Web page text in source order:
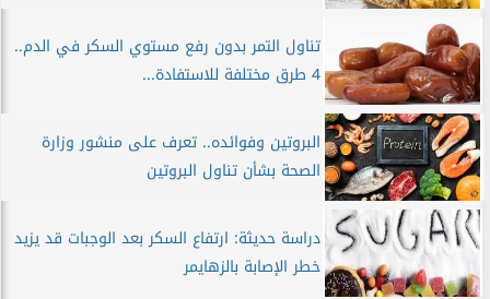
تناول التمر بدون رفع مستوي السكر في الدم..
4 طرق مختلفة للاستفادة...
البروتين وفوائده.. تعرف على منشور وزارة
الصحة بشأن تناول البروتين
دراسة حديثة: ارتفاع السكر بعد الوجبات قد يزيد
خطر الإصابة بالزهايمر